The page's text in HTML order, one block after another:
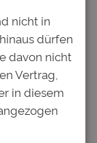
befindet
2010.
nur
„Es
nicht in
dürfen
davon nicht
Vertrag,
in diesem